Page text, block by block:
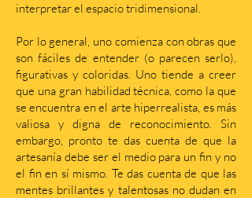
interpretar el espacio tridimensional.
Por lo general, uno comienza con obras que
son fáciles de entender (o parecen serlo),
figurativas y coloridas. Uno tiende a creer
que una gran habilidad técnica, como la que
se encuentra en el arte hiperrealista, es más
valiosa y digna de reconocimiento. Sin
embargo, pronto te das cuenta de que la
artesanía debe ser el medio para un fin y no
el fin en sí mismo. Te das cuenta de que las
mentes brillantes y talentosas no dudan en